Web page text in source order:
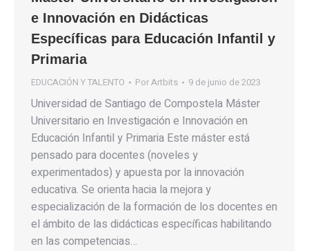
e Innovación en Didácticas
Específicas para Educación Infantil y
Primaria
EDUCACIÓN Y TALENTO PorArtbits 9 de junio de 2023
Universidad de Santiago de Compostela Máster
Universitario en Investigación e Innovación en
Educación Infantil y Primaria Este máster está
pensado para docentes (noveles y
experimentados) y apuesta por la innovación
educativa. Se orienta hacia la mejora y
especialización de la formación de los docentes en
el ámbito de las didácticas específicas habilitando
en las competencias…